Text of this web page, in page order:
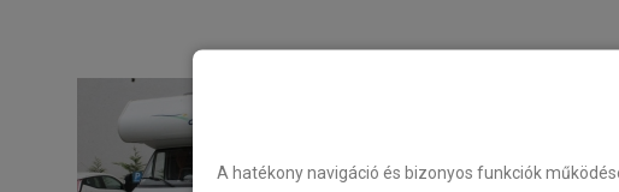
A hatékony navigáció és bizonyos funkciók